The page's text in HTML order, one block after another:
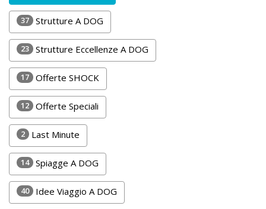
Lavora
con
Noi
Inserisci
Attività
Accedi
Registrati
37 Strutture A DOG
23 Strutture Eccellenze A DOG
17 Offerte SHOCK
12 Offerte Speciali
2 Last Minute
14 Spiagge A DOG
40 Idee Viaggio A DOG